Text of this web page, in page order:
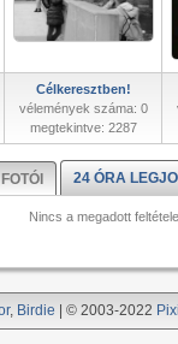
Célkeresztben!
vélemények száma: 0
megtekintve: 2287
24 ÓRA
Nincs a megadott
, Birdie | © 2003-2022